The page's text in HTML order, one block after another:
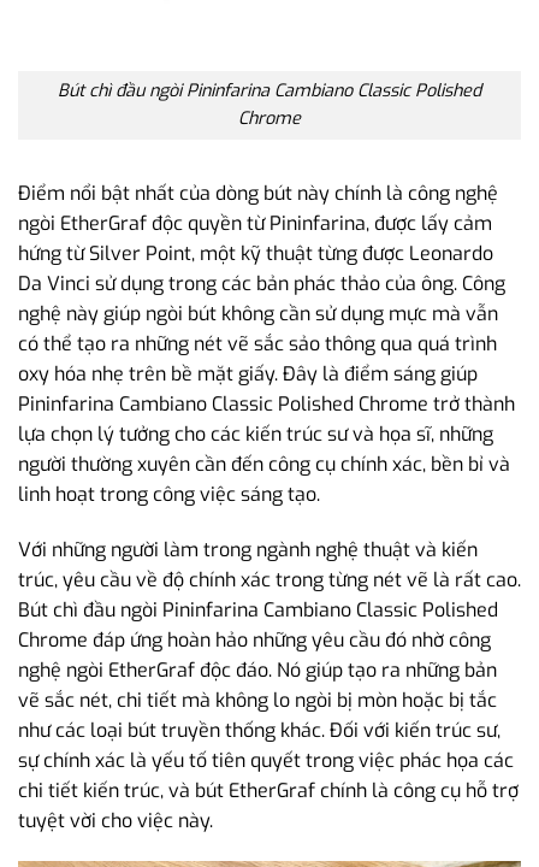
Bút chì đầu ngòi Pininfarina Cambiano Classic Polished
Chrome
Điểm nổi bật nhất của dòng bút này chính là công nghệ
ngòi EtherGraf độc quyền từ Pininfarina, được lấy cảm
hứng từ Silver Point, một kỹ thuật từng được Leonardo
Da Vinci sử dụng trong các bản phác thảo của ông. Công
nghệ này giúp ngòi bút không cần sử dụng mực mà vẫn
có thể tạo ra những nét vẽ sắc sảo thông qua quá trình
oxy hóa nhẹ trên bề mặt giấy. Đây là điểm sáng giúp
Pininfarina Cambiano Classic Polished Chrome trở thành
lựa chọn lý tưởng cho các kiến trúc sư và họa sĩ, những
người thường xuyên cần đến công cụ chính xác, bền bỉ và
linh hoạt trong công việc sáng tạo.
Với những người làm trong ngành nghệ thuật và kiến
trúc, yêu cầu về độ chính xác trong từng nét vẽ là rất cao.
Bút chì đầu ngòi Pininfarina Cambiano Classic Polished
Chrome đáp ứng hoàn hảo những yêu cầu đó nhờ công
nghệ ngòi EtherGraf độc đáo. Nó giúp tạo ra những bản
vẽ sắc nét, chi tiết mà không lo ngòi bị mòn hoặc bị tắc
như các loại bút truyền thống khác. Đối với kiến trúc sư,
sự chính xác là yếu tố tiên quyết trong việc phác họa các
chi tiết kiến trúc, và bút EtherGraf chính là công cụ hỗ trợ
tuyệt vời cho việc này.